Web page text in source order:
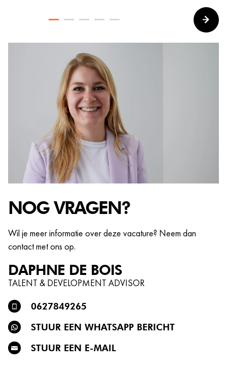
NOG VRAGEN?
Wil je meer informatie over deze vacature? Neem dan
contact met ons op.
DAPHNE DE BOIS
TALENT & DEVELOPMENT ADVISOR
0627849265
STUUR EEN WHATSAPP BERICHT
STUUR EEN E-MAIL